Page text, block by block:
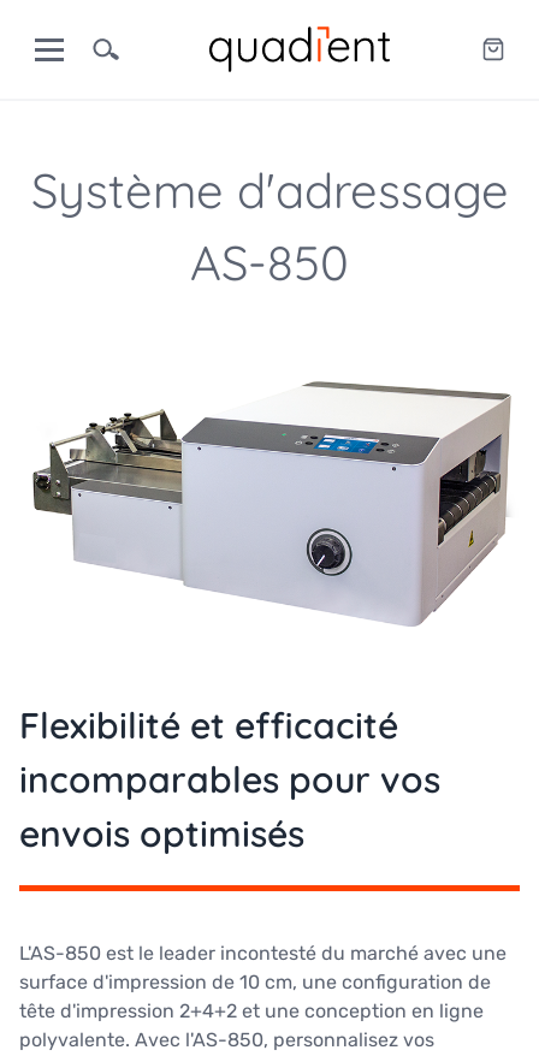
Système d'adressage
AS-850
Flexibilité et efficacité
incomparables pour vos
envois optimisés
L'AS-850 est le leader incontesté du marché avec une
surface d'impression de 10 cm, une configuration de
tête d'impression 2+4+2 et une conception en ligne
polyvalente. Avec l'AS-850, personnalisez vos